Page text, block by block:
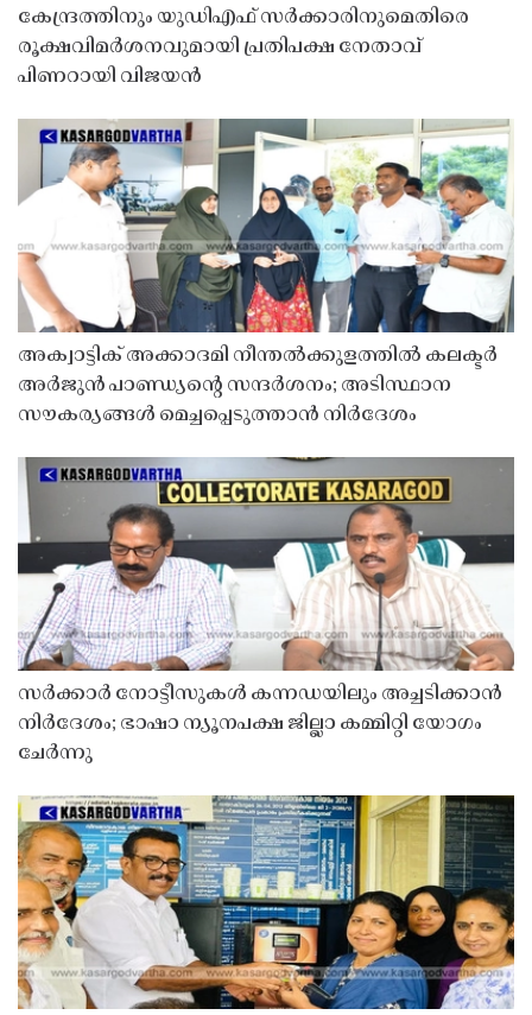
കേന്ദ്രത്തിനും യുഡിഎഫ് സർക്കാരിനുമെതിരെ
രൂക്ഷവിമർശനവുമായി പ്രതിപക്ഷ നേതാവ്
പിണറായി വിജയൻ
അക്വാട്ടിക് അക്കാദമി നീന്തൽക്കുളത്തിൽ കലക്ടർ
അർജുൻ പാണ്ഡ്യൻ്റെ സന്ദർശനം; അടിസ്ഥാന
സൗകര്യങ്ങൾ മെച്ചപ്പെടുത്താൻ നിർദേശം
സർക്കാർ നോട്ടീസുകൾ കന്നഡയിലും അച്ചടിക്കാൻ
നിർദേശം; ഭാഷാ ന്യൂനപക്ഷ ജില്ലാ കമ്മിറ്റി യോഗം
ചേർന്നു